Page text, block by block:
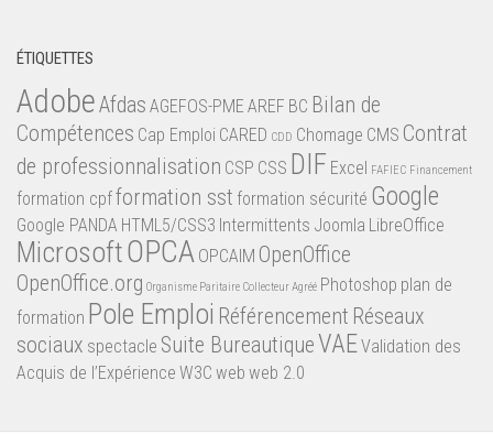
ÉTIQUETTES
AdobeAfdas AGEFOS-PME AREF BC Bilan de
Compétences Cap Emploi CARED CDD Chomage CMS Contrat
de professionnalisation CSP CSS DIF Excel FAFIEC Financement
formation cpfformation sst formation sécurité Google
Google PANDA HTML5/CSS3 Intermittents Joomla LibreOffice
MicrosoftOPCA OPCAIM OpenOffice
OpenOffice.org Organisme Paritaire Collecteur Agréé Photoshop plan de
formation Pole Emploi Référencement Réseaux
sociaux spectacle Suite BureautiqueVAEValidation des
Acquis de l’Expérience W3C web web 2.0